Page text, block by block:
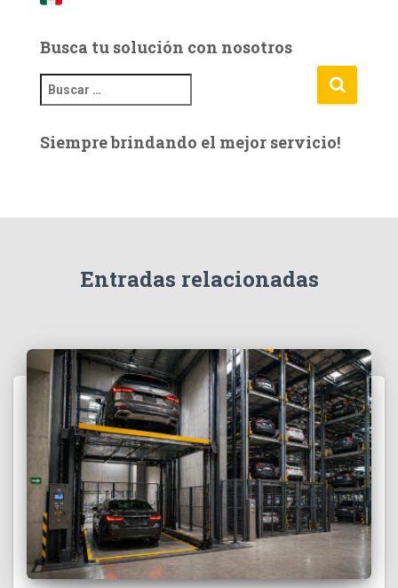
Busca tu solución con nosotros
u
c
Siempre brindando el mejor servicio!
Entradas relacionadas